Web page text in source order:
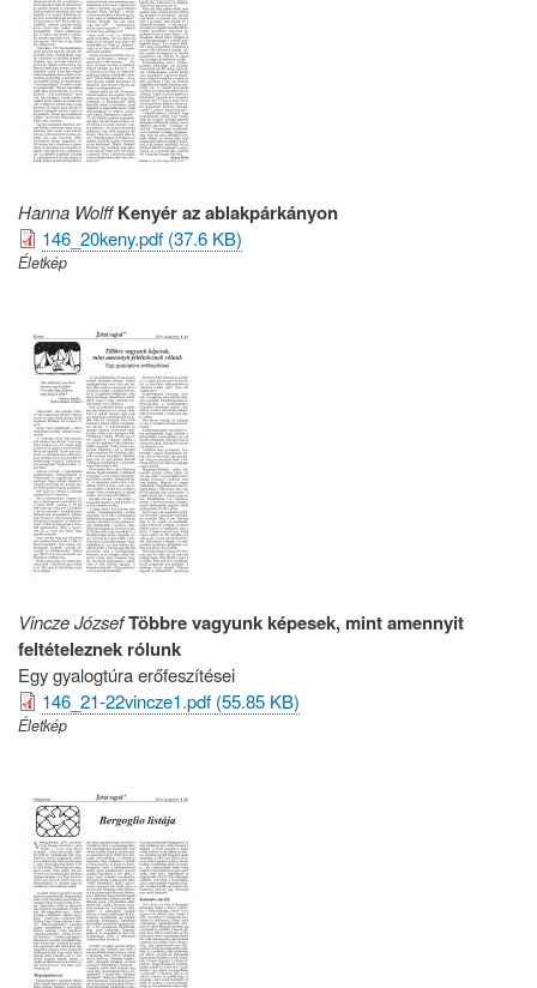
Hanna Wolff Kenyér az ablakpárkányon
146_20keny.pdf (37.6 KB)
Életkép
Vincze JózsefTöbbre vagyunk képesek, mint amennyit
feltételeznek rólunk
Egy gyalogtúra erőfeszítései
146_21-22vincze1.pdf (55.85 KB)
Életkép